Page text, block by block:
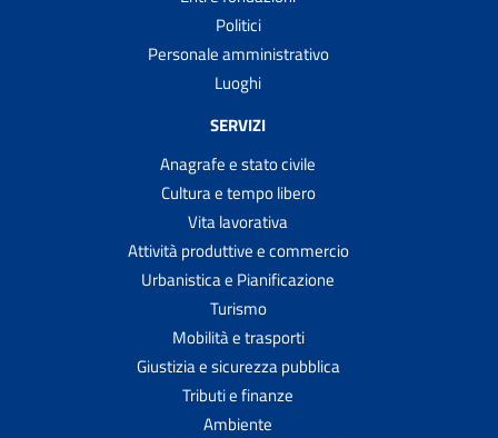
Politici
Personale amministrativo
Luoghi
SERVIZI
Anagrafe e stato civile
Cultura e tempo libero
Vita lavorativa
Attività produttive e commercio
Urbanistica e Pianificazione
Turismo
Mobilità e trasporti
Giustizia e sicurezza pubblica
Tributi e finanze
Ambiente